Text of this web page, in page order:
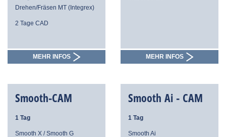
Drehen/Fräsen MT (Integrex)
2 Tage CAD
MEHR INFOS MEHR INFOS
Smooth-CAM
1 Tag
Smooth X / Smooth G
Smooth Ai - CAM
1 Tag
Smooth Ai